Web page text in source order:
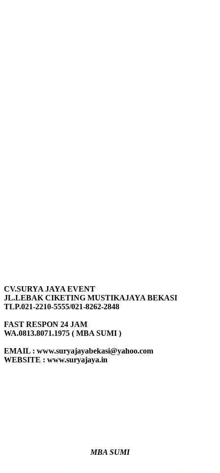
CV.SURYA JAYA EVENT
JL.LEBAK CIKETING MUSTIKAJAYA BEKASI
TLP.021-2210-5555/021-8262-2848
FAST RESPON 24 JAM
WA.0813.8071.1975 ( MBA SUMI )
EMAIL : www.suryajayabekasi@yahoo.com
WEBSITE : www.suryajaya.in
MBA SUMI